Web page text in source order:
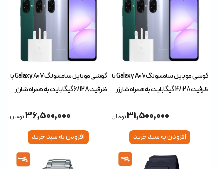
گوشی موبایل سامسونگ Galaxy A07 با
ظرفیت 4/128 گیگابایت به همراه شارژر
31,500,000تومان
افزودن به سبد خرید
گوشی موبایل سامسونگ Galaxy A07 با
ظرفیت 6/128 گیگابایت به همراه شارژر
36,500,000تومان
افزودن به سبد خرید